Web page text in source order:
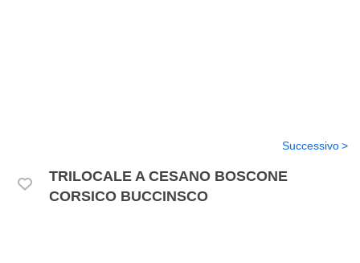
TRILOCALE A CESANO BOSCONE
CORSICO BUCCINSCO
Successivo